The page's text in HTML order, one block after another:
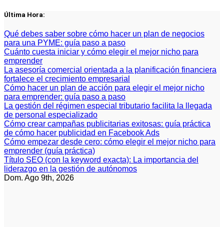
Saltar
contenido
Última Hora:
Qué debes saber sobre cómo hacer un plan de negocios
para una PYME: guía paso a paso
Cuánto cuesta iniciar y cómo elegir el mejor nicho para
emprender
La asesoría comercial orientada a la planificación financiera
fortalece el crecimiento empresarial
Cómo hacer un plan de acción para elegir el mejor nicho
para emprender: guía paso a paso
La gestión del régimen especial tributario facilita la llegada
de personal especializado
Cómo crear campañas publicitarias exitosas: guía práctica
de cómo hacer publicidad en Facebook Ads
Cómo empezar desde cero: cómo elegir el mejor nicho para
emprender (guía práctica)
Título SEO (con la keyword exacta): La importancia del
liderazgo en la gestión de autónomos
Dom. Ago 9th, 2026